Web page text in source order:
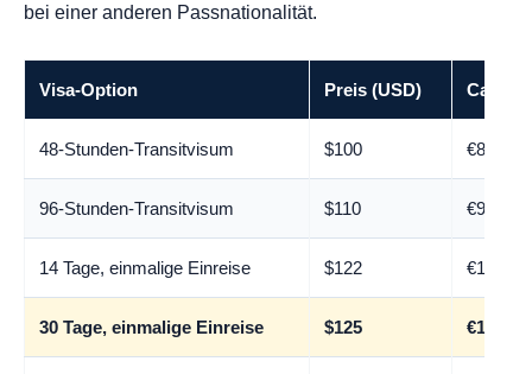
bei einer anderen Passnationalität.
Visa-Option Preis (USD) Ca.
48-Stunden-Transitvisum $100 €88
96-Stunden-Transitvisum $110 €97
14 Tage, einmalige Einreise $122 €107
30 Tage, einmalige Einreise $125 €110